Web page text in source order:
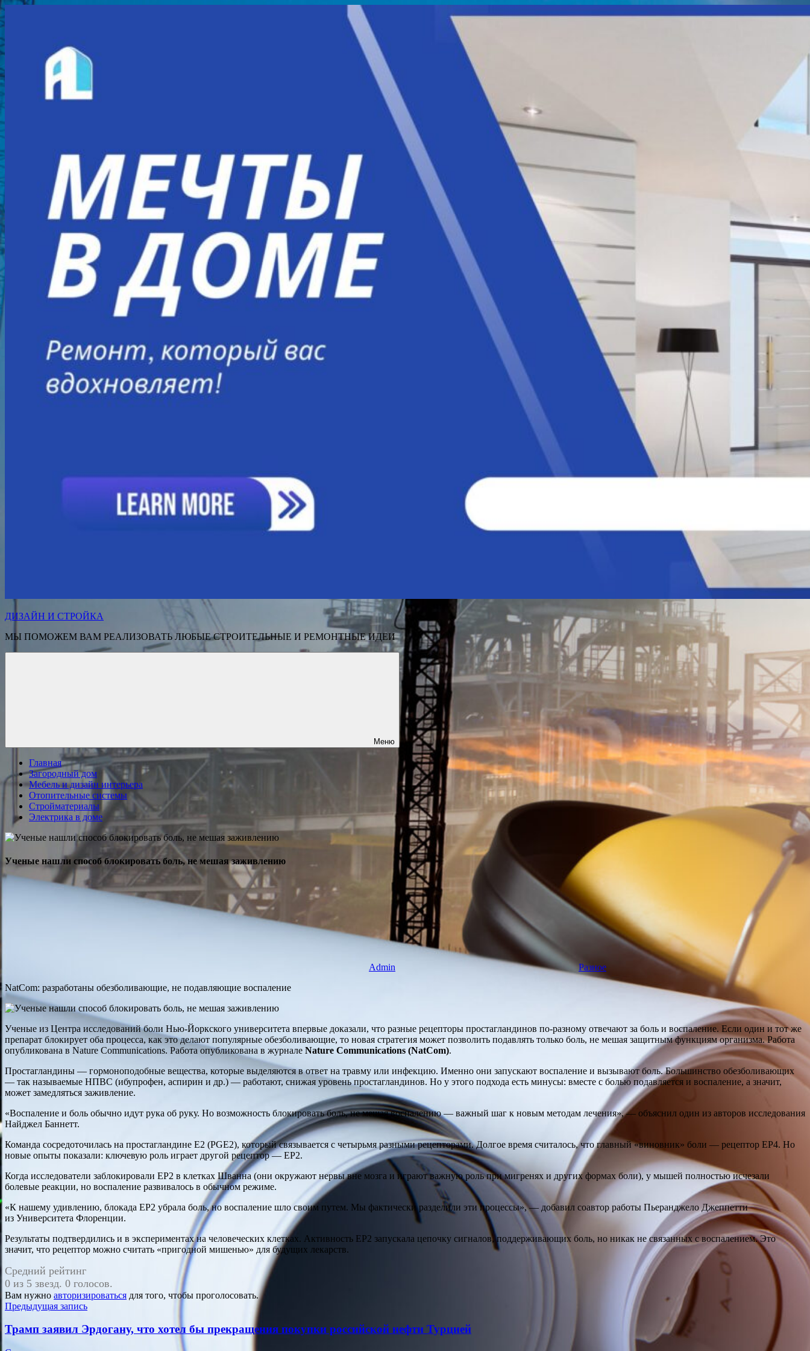
Перейти
к
ДИЗАЙН И СТРОЙКА
МЫ ПОМОЖЕМ ВАМ РЕАЛИЗОВАТЬ ЛЮБЫЕ СТРОИТЕЛЬНЫЕ И РЕМОНТНЫЕ ИДЕИ
Меню
Главная
Загородный дом
Мебель и дизайн интерьера
Отопительные системы
Стройматериалы
Электрика в доме
Ученые нашли способ блокировать боль, не мешая заживлению
Admin
Разное
NatCom: разработаны обезболивающие, не подавляющие воспаление
Ученые из Центра исследований боли Нью-Йоркского университета впервые доказали, что разные рецепторы простагландинов по-разному отвечают за боль и воспаление. Если один и тот же
препарат блокирует оба процесса, как это делают популярные обезболивающие, то новая стратегия может позволить подавлять только боль, не мешая защитным функциям организма. Работа
опубликована в Nature Communications. Работа опубликована в журнале Nature Communications (NatCom).
Простагландины — гормоноподобные вещества, которые выделяются в ответ на травму или инфекцию. Именно они запускают воспаление и вызывают боль. Большинство обезболивающих
— так называемые НПВС (ибупрофен, аспирин и др.) — работают, снижая уровень простагландинов. Но у этого подхода есть минусы: вместе с болью подавляется и воспаление, а значит,
может замедляться заживление.
«Воспаление и боль обычно идут рука об руку. Но возможность блокировать боль, не мешая воспалению — важный шаг к новым методам лечения», — объяснил один из авторов исследования
Найджел Баннетт.
Команда сосредоточилась на простагландине Е2 (PGE2), который связывается с четырьмя разными рецепторами. Долгое время считалось, что главный «виновник» боли — рецептор EP4. Но
новые опыты показали: ключевую роль играет другой рецептор — EP2.
Когда исследователи заблокировали EP2 в клетках Шванна (они окружают нервы вне мозга и играют важную роль при мигренях и других формах боли), у мышей полностью исчезали
болевые реакции, но воспаление развивалось в обычном режиме.
«К нашему удивлению, блокада EP2 убрала боль, но воспаление шло своим путем. Мы фактически разделили эти процессы», — добавил соавтор работы Пьеранджело Джеппетти
из Университета Флоренции.
Результаты подтвердились и в экспериментах на человеческих клетках. Активность EP2 запускала цепочку сигналов, поддерживающих боль, но никак не связанных с воспалением. Это
значит, что рецептор можно считать «пригодной мишенью» для будущих лекарств.
Средний рейтинг
0 из 5 звезд. 0 голосов.
Вам нужно авторизироваться для того, чтобы проголосовать.
Навигация
по
записям
Предыдущая запись
Трамп заявил Эрдогану, что хотел бы прекращения покупки российской нефти Турцией